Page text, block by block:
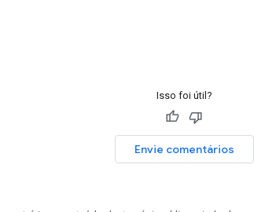
Isso foi útil?
Envie comentários